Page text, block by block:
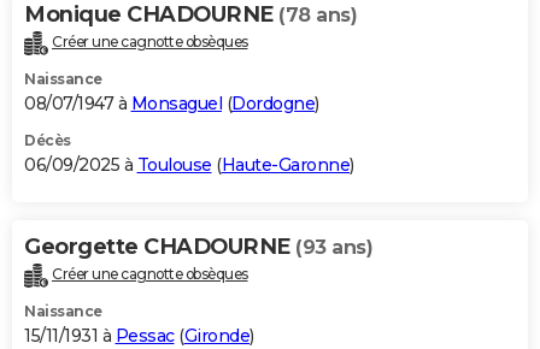
Monique CHADOURNE (78 ans)
Créer une cagnotte obsèques
Naissance
08/07/1947 à Monsaguel (Dordogne)
Décès
06/09/2025 à Toulouse (Haute-Garonne)
Georgette CHADOURNE (93 ans)
Créer une cagnotte obsèques
Naissance
15/11/1931 à Pessac(Gironde)